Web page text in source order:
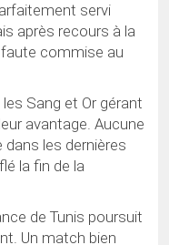
servi
après recours à la
faute commise au
Sang et Or gérant
avantage. Aucune
les dernières
la fin de la
de Tunis poursuit
Un match bien